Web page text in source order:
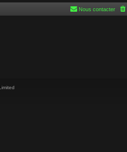
Nous contacter